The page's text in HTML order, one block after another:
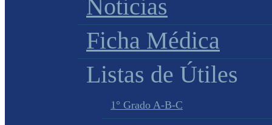
Noticias
Ficha Médica
Listas de Útiles
1° Grado A-B-C